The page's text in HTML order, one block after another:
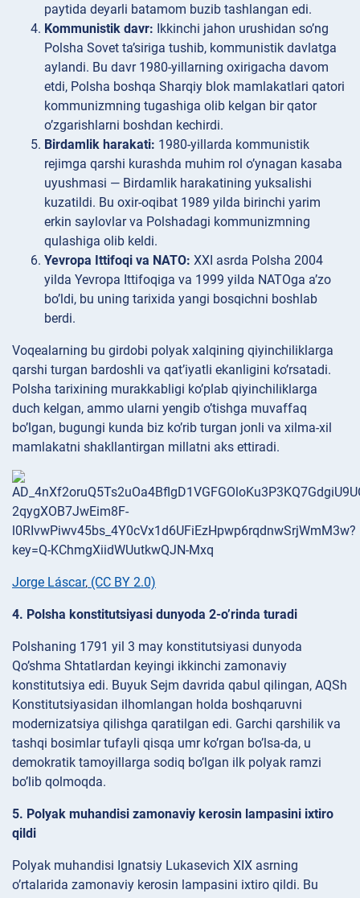
paytida deyarli batamom buzib tashlangan edi.
Kommunistik davr: Ikkinchi jahon urushidan so’ng
Polsha Sovet ta’siriga tushib, kommunistik davlatga
aylandi. Bu davr 1980-yillarning oxirigacha davom
etdi, Polsha boshqa Sharqiy blok mamlakatlari qatori
kommunizmning tugashiga olib kelgan bir qator
o’zgarishlarni boshdan kechirdi.
Birdamlik harakati: 1980-yillarda kommunistik
rejimga qarshi kurashda muhim rol o’ynagan kasaba
uyushmasi — Birdamlik harakatining yuksalishi
kuzatildi. Bu oxir-oqibat 1989 yilda birinchi yarim
erkin saylovlar va Polshadagi kommunizmning
qulashiga olib keldi.
Yevropa Ittifoqi va NATO: XXI asrda Polsha 2004
yilda Yevropa Ittifoqiga va 1999 yilda NATOga a’zo
bo’ldi, bu uning tarixida yangi bosqichni boshlab
berdi.
Voqealarning bu girdobi polyak xalqining qiyinchiliklarga
qarshi turgan bardoshli va qat’iyatli ekanligini ko’rsatadi.
Polsha tarixining murakkabligi ko’plab qiyinchiliklarga
duch kelgan, ammo ularni yengib o’tishga muvaffaq
bo’lgan, bugungi kunda biz ko’rib turgan jonli va xilma-xil
mamlakatni shakllantirgan millatni aks ettiradi.
Jorge Láscar, (CC BY 2.0)
4. Polsha konstitutsiyasi dunyoda 2-o’rinda turadi
Polshaning 1791 yil 3 may konstitutsiyasi dunyoda
Qo’shma Shtatlardan keyingi ikkinchi zamonaviy
konstitutsiya edi. Buyuk Sejm davrida qabul qilingan, AQSh
Konstitutsiyasidan ilhomlangan holda boshqaruvni
modernizatsiya qilishga qaratilgan edi. Garchi qarshilik va
tashqi bosimlar tufayli qisqa umr ko’rgan bo’lsa-da, u
demokratik tamoyillarga sodiq bo’lgan ilk polyak ramzi
bo’lib qolmoqda.
5. Polyak muhandisi zamonaviy kerosin lampasini ixtiro
qildi
Polyak muhandisi Ignatsiy Lukasevich XIX asrning
o’rtalarida zamonaviy kerosin lampasini ixtiro qildi. Bu